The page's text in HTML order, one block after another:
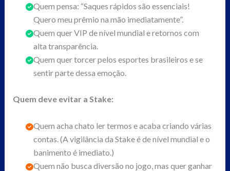
Quem pensa: “Saques rápidos são essenciais!
Quero meu prêmio na mão imediatamente”.
Quem quer VIP de nível mundial e retornos com
alta transparência.
Quem quer torcer pelos esportes brasileiros e se
sentir parte dessa emoção.
Quem deve evitar a Stake:
Quem acha chato ler termos e acaba criando várias
contas. (A vigilância da Stake é de nível mundial e o
banimento é imediato.)
Quem não busca diversão no jogo, mas quer ganhar